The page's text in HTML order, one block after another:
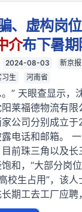
、虚构岗
介布下暑期
2024-08-03
新京报
生
河南省
” 天眼查显示，
莱福德物流有限
公司分别成立于
电话和邮箱。
前珠三角以及长
和，“大部分岗
校生占用”，该
期工去工厂应聘